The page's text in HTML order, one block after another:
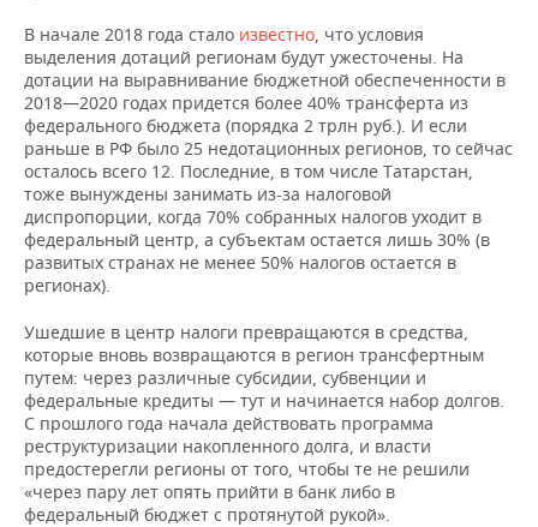
В начале 2018 года стало известно, что условия
выделения дотаций регионам будут ужесточены. На
дотации на выравнивание бюджетной обеспеченности в
2018—2020 годах придется более 40% трансферта из
федерального бюджета (порядка 2 трлн руб.). И если
раньше в РФ было 25 недотационных регионов, то сейчас
осталось всего 12. Последние, в том числе Татарстан,
тоже вынуждены занимать из-за налоговой
диспропорции, когда 70% собранных налогов уходит в
федеральный центр, а субъектам остается лишь 30% (в
развитых странах не менее 50% налогов остается в
регионах).
Ушедшие в центр налоги превращаются в средства,
которые вновь возвращаются в регион трансфертным
путем: через различные субсидии, субвенции и
федеральные кредиты — тут и начинается набор долгов.
С прошлого года начала действовать программа
реструктуризации накопленного долга, и власти
предостерегли регионы от того, чтобы те не решили
«через пару лет опять прийти в банк либо в
федеральный бюджет с протянутой рукой».